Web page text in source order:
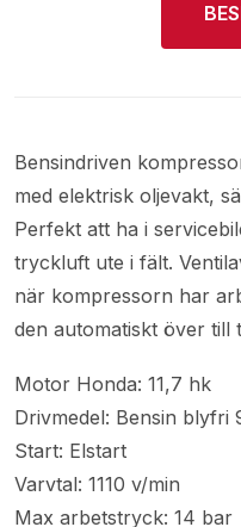
Bensindriven
med elektrisk oljevakt,
Perfekt att ha i
tryckluft ute i fält.
när kompressorn har
den automatiskt över till
Motor Honda: 11,7 hk
Drivmedel: Bensin blyfri
Start: Elstart
Varvtal: 1110 v/min
Max arbetstryck: 14 bar